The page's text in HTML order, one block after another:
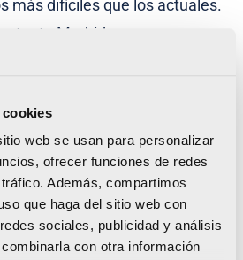
cookies
web se usan para personalizar
ofrecer funciones de redes
Además, compartimos
que haga del sitio web con
sociales, publicidad y análisis
con otra información
más difíciles que los actuales.
tanto Madrid como
par de años antes, pioneras
favorecida por una serie de
las 24 horas de footing en
el cauce del Río, el Medio
la Diputación, el Circuito del
favor de un deporte que